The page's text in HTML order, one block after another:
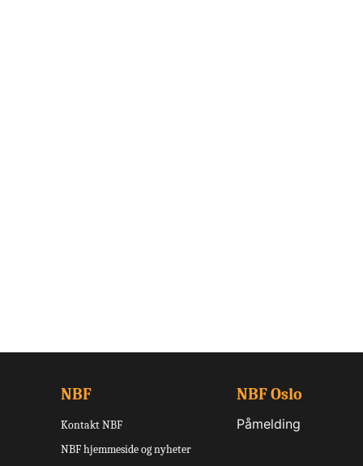
NBF
Kontakt NBF
NBF hjemmeside og nyheter
NBF Oslo
Påmelding